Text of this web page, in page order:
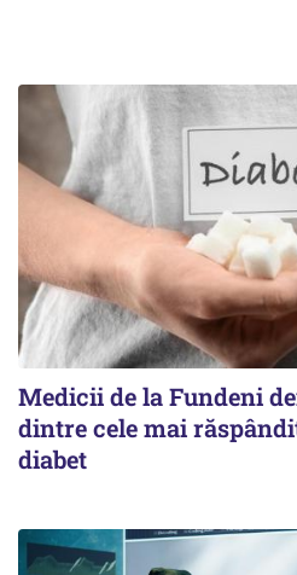
Medicii de la Fundeni
dintre cele mai
diabet